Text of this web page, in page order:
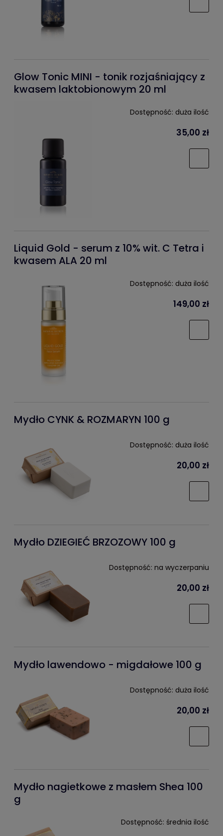
Glow Tonic MINI - tonik rozjaśniający z
kwasem laktobionowym 20 ml
Dostępność: duża ilość
35,00 zł
Liquid Gold - serum z 10% wit. C Tetra i
kwasem ALA 20 ml
Dostępność: duża ilość
149,00 zł
Mydło CYNK & ROZMARYN 100 g
Dostępność: duża ilość
20,00 zł
Mydło DZIEGIEĆ BRZOZOWY 100 g
Dostępność: na wyczerpaniu
20,00 zł
Mydło lawendowo - migdałowe 100 g
Dostępność: duża ilość
20,00 zł
Mydło nagietkowe z masłem Shea 100
g
Dostępność: średnia ilość